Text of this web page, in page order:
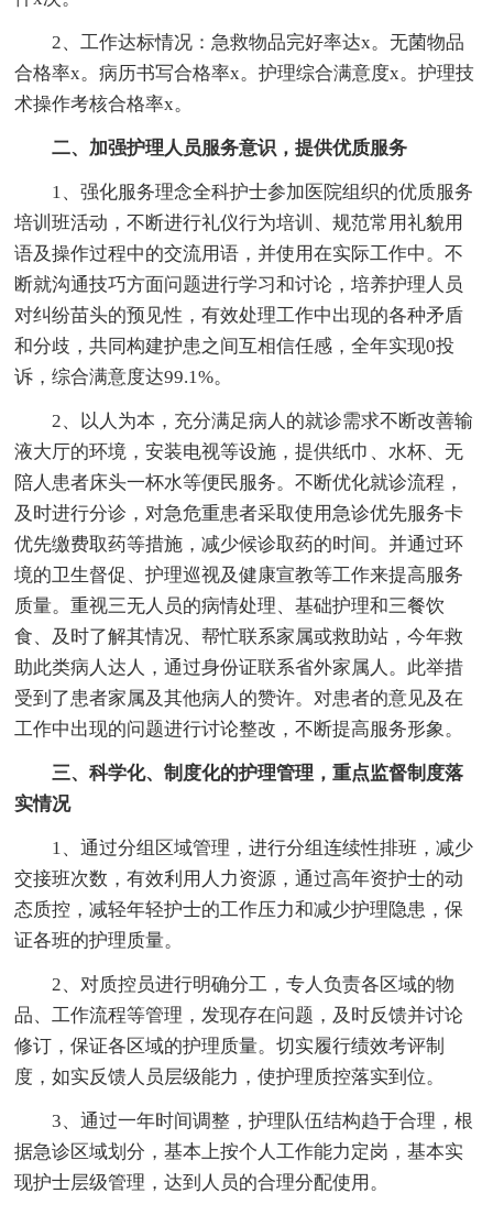
2、工作达标情况：急救物品完好率达x。无菌物品
合格率x。病历书写合格率x。护理综合满意度x。护理技
术操作考核合格率x。
二、加强护理人员服务意识，提供优质服务
1、强化服务理念全科护士参加医院组织的优质服务
培训班活动，不断进行礼仪行为培训、规范常用礼貌用
语及操作过程中的交流用语，并使用在实际工作中。不
断就沟通技巧方面问题进行学习和讨论，培养护理人员
对纠纷苗头的预见性，有效处理工作中出现的各种矛盾
和分歧，共同构建护患之间互相信任感，全年实现0投
诉，综合满意度达99.1%。
2、以人为本，充分满足病人的就诊需求不断改善输
液大厅的环境，安装电视等设施，提供纸巾、水杯、无
陪人患者床头一杯水等便民服务。不断优化就诊流程，
及时进行分诊，对急危重患者采取使用急诊优先服务卡
优先缴费取药等措施，减少候诊取药的时间。并通过环
境的卫生督促、护理巡视及健康宣教等工作来提高服务
质量。重视三无人员的病情处理、基础护理和三餐饮
食、及时了解其情况、帮忙联系家属或救助站，今年救
助此类病人达人，通过身份证联系省外家属人。此举措
受到了患者家属及其他病人的赞许。对患者的意见及在
工作中出现的问题进行讨论整改，不断提高服务形象。
三、科学化、制度化的护理管理，重点监督制度落
实情况
1、通过分组区域管理，进行分组连续性排班，减少
交接班次数，有效利用人力资源，通过高年资护士的动
态质控，减轻年轻护士的工作压力和减少护理隐患，保
证各班的护理质量。
2、对质控员进行明确分工，专人负责各区域的物
品、工作流程等管理，发现存在问题，及时反馈并讨论
修订，保证各区域的护理质量。切实履行绩效考评制
度，如实反馈人员层级能力，使护理质控落实到位。
3、通过一年时间调整，护理队伍结构趋于合理，根
据急诊区域划分，基本上按个人工作能力定岗，基本实
现护士层级管理，达到人员的合理分配使用。